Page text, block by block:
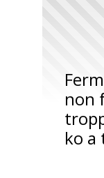
non
ko a